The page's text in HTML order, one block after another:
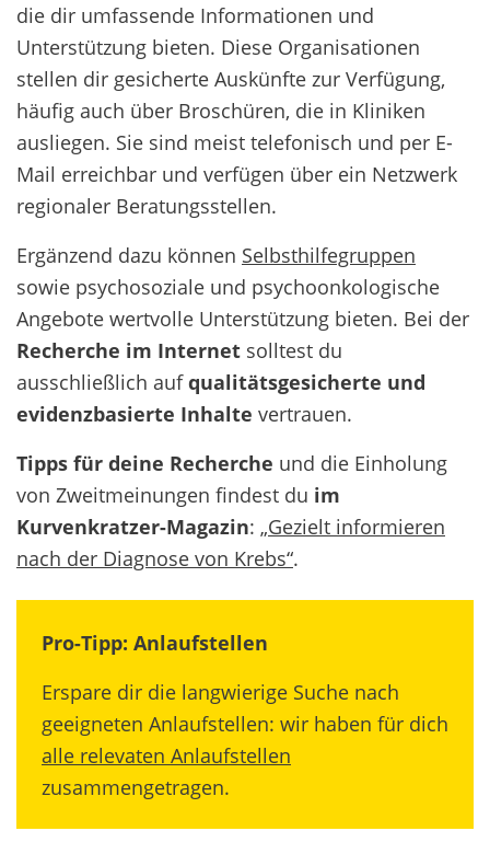
die dir umfassende Informationen und
Unterstützung bieten. Diese Organisationen
stellen dir gesicherte Auskünfte zur Verfügung,
häufig auch über Broschüren, die in Kliniken
ausliegen. Sie sind meist telefonisch und per E-
Mail erreichbar und verfügen über ein Netzwerk
regionaler Beratungsstellen.
Ergänzend dazu können Selbsthilfegruppen
sowie psychosoziale und psychoonkologische
Angebote wertvolle Unterstützung bieten. Bei der
Recherche im Internet solltest du
ausschließlich aufqualitätsgesicherte und
evidenzbasierte Inhalte vertrauen.
Tipps für deine Recherche und die Einholung
von Zweitmeinungen findest du im
Kurvenkratzer-Magazin: „Gezielt informieren
nach der Diagnose von Krebs“.
Pro-Tipp: Anlaufstellen
Erspare dir die langwierige Suche nach
geeigneten Anlaufstellen: wir haben für dich
alle relevaten Anlaufstellen
zusammengetragen.